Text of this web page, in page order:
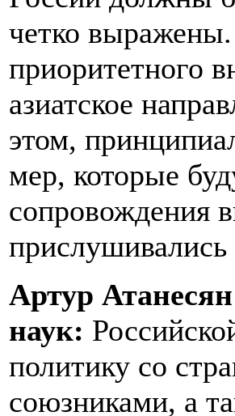
четко
приоритетного
азиатское
этом,
мер, которые
сопровождения
Артур
наук:
политику со
союзниками, а